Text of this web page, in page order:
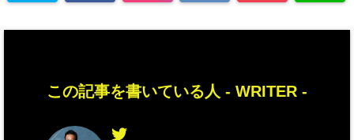
この記事を書いている人 - WRITER -